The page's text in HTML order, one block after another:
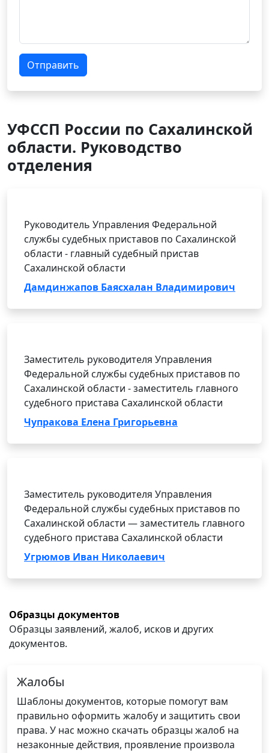
Отправить
УФССП России по Сахалинской
области. Руководство
отделения
Руководитель Управления Федеральной
службы судебных приставов по Сахалинской
области - главный судебный пристав
Сахалинской области
Дамдинжапов Баясхалан Владимирович
Заместитель руководителя Управления
Федеральной службы судебных приставов по
Сахалинской области - заместитель главного
судебного пристава Сахалинской области
Чупракова Елена Григорьевна
Заместитель руководителя Управления
Федеральной службы судебных приставов по
Сахалинской области — заместитель главного
судебного пристава Сахалинской области
Угрюмов Иван Николаевич
Образцы документов
Образцы заявлений, жалоб, исков и других
документов.
Жалобы
Шаблоны документов, которые помогут вам
правильно оформить жалобу и защитить свои
права. У нас можно скачать образцы жалоб на
незаконные действия, проявление произвола